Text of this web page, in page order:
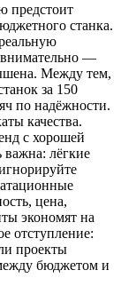
предстоит
станка.
внимательно —
Между тем,
за 150
по надёжности.
качества.
с хорошей
важна: лёгкие
цена,
экономят на
отступление:
проекты
бюджетом и